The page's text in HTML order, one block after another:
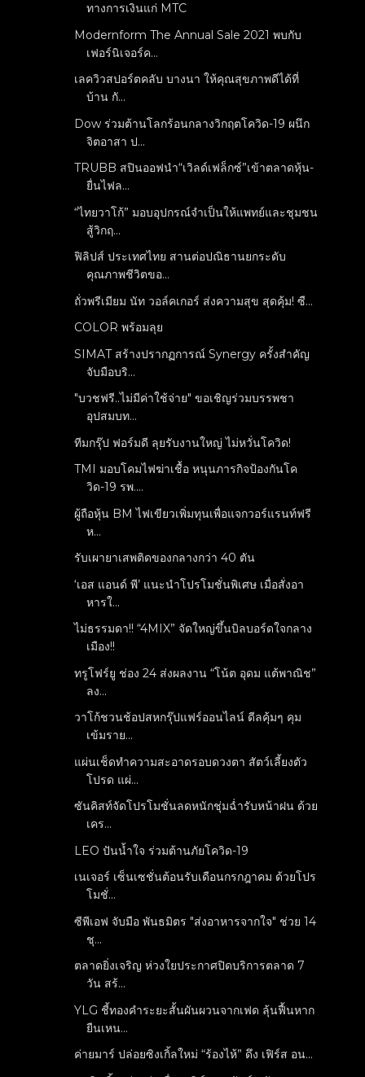
ทางการเงินแก่ MTC
Modernform The Annual Sale 2021 พบกับ
เฟอร์นิเจอร์ค...
เลควิวสปอร์ตคลับ บางนา ให้คุณสุขภาพดีได้ที่
บ้าน กั...
Dow ร่วมต้านโลกร้อนกลางวิกฤตโควิด-19 ผนึก
จิตอาสา ป...
TRUBB สปินออฟนำ“เวิลด์เฟล็กซ์”เข้าตลาดหุ้น-
ยื่นไฟล...
“ไทยวาโก้” มอบอุปกรณ์จำเป็นให้แพทย์และชุมชน
สู้วิกฤ...
ฟิลิปส์ ประเทศไทย สานต่อปณิธานยกระดับ
คุณภาพชีวิตขอ...
ถั่วพรีเมียม นัท วอล์คเกอร์ ส่งความสุข สุดคุ้ม! ซื...
COLOR พร้อมลุย
SIMAT สร้างปรากฏการณ์ Synergy ครั้งสำคัญ
จับมือบริ...
"บวชฟรี..ไม่มีค่าใช้จ่าย" ขอเชิญร่วมบรรพชา
อุปสมบท...
ทีมกรุ๊ป ฟอร์มดี ลุยรับงานใหญ่ ไม่หวั่นโควิด!
TMI มอบโคมไฟฆ่าเชื้อ หนุนภารกิจป้องกันโค
วิด-19 รพ....
ผู้ถือหุ้น BM ไฟเขียวเพิ่มทุนเพื่อแจกวอร์แรนท์ฟรี
ห...
รับเผายาเสพติดของกลางกว่า 40 ตัน
‘เอส แอนด์ พี’ แนะนำโปรโมชั่นพิเศษ เมื่อสั่งอา
หารใ...
ไม่ธรรมดา!! “4MIX” จัดใหญ่ขึ้นบิลบอร์ดใจกลาง
เมือง!!
ทรูโฟร์ยู ช่อง 24 ส่งผลงาน “โน้ต อุดม แต้พาณิช”
ลง...
วาโก้ชวนช้อปสหกรุ๊ปแฟร์ออนไลน์ ดีลคุ้มๆ คุม
เข้มราย...
แผ่นเช็ดทำความสะอาดรอบดวงตา สัตว์เลี้ยงตัว
โปรด แผ่...
ซันคิสท์จัดโปรโมชั่นลดหนักชุ่มฉ่ำรับหน้าฝน ด้วย
เคร...
LEO ปันน้ำใจ ร่วมต้านภัยโควิด-19
เนเจอร์ เซ็นเซชั่นต้อนรับเดือนกรกฎาคม ด้วยโปร
โมชั่...
ซีพีเอฟ จับมือ พันธมิตร "ส่งอาหารจากใจ" ช่วย 14
ชุ...
ตลาดยิ่งเจริญ ห่วงใยประกาศปิดบริการตลาด 7
วัน สร้...
YLG ชี้ทองคำระยะสั้นผันผวนจากเฟด ลุ้นฟื้นหาก
ยืนเหน...
ค่ายมาร์ ปล่อยซิงเกิ้ลใหม่ “ร้องไห้” ดึง เฟิร์ส อน...